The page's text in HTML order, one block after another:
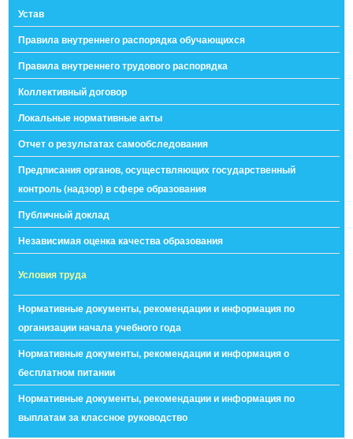
Устав
Правила внутреннего распорядка обучающихся
Правила внутреннего трудового распорядка
Коллективный договор
Локальные нормативные акты
Отчет о результатах самообследования
Предписания органов, осуществляющих государственный
контроль (надзор) в сфере образования
Публичный доклад
Независимая оценка качества образования
Условия труда
Нормативные документы, рекомендации и информация по
организации начала учебного года
Нормативные документы, рекомендации и информация о
бесплатном питании
Нормативные документы, рекомендации и информация по
выплатам за классное руководство